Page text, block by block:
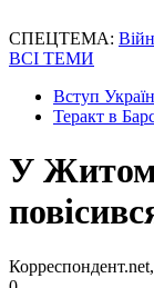
СПЕЦТЕМА:
ВСІ ТЕМИ
Вступ
Теракт в
У